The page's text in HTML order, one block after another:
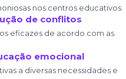
nos centros educativos.
de conflitos
eficazes de acordo com as
emocional
a diversas necessidades e